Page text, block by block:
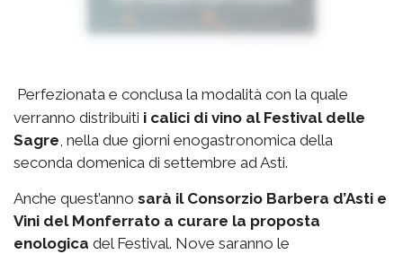
Perfezionata e conclusa la modalità con la quale
verranno distribuiti i calici di vino al Festival delle
Sagre, nella due giorni enogastronomica della
seconda domenica di settembre ad Asti.
Anche quest’anno sarà il Consorzio Barbera d’Asti e
Vini del Monferrato a curare la proposta
enologica del Festival. Nove saranno le